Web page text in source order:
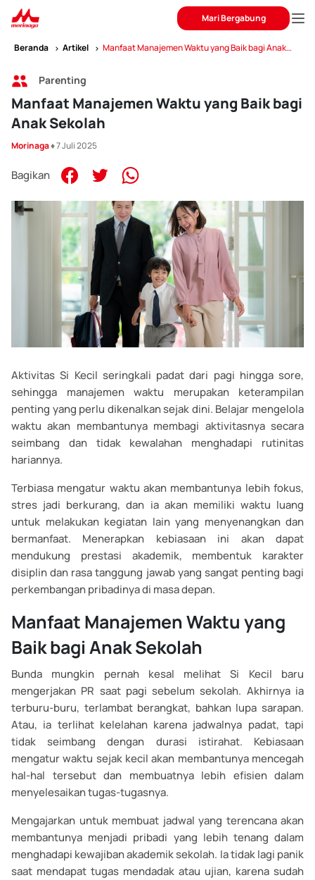
Mari Bergabung
Beranda Artikel
Manfaat Manajemen Waktu yang Baik bagi Anak
Parenting
Manfaat Manajemen Waktu yang Baik bagi
Anak Sekolah
Morinaga♦ 7 Juli 2025
Bagikan
Aktivitas Si Kecil seringkali padat dari pagi hingga sore,
sehingga manajemen waktu merupakan keterampilan
penting yang perlu dikenalkan sejak dini. Belajar mengelola
waktu akan membantunya membagi aktivitasnya secara
seimbang dan tidak kewalahan menghadapi rutinitas
hariannya.
Terbiasa mengatur waktu akan membantunya lebih fokus,
stres jadi berkurang, dan ia akan memiliki waktu luang
untuk melakukan kegiatan lain yang menyenangkan dan
bermanfaat. Menerapkan kebiasaan ini akan dapat
mendukung prestasi akademik, membentuk karakter
disiplin dan rasa tanggung jawab yang sangat penting bagi
perkembangan pribadinya di masa depan.
Manfaat Manajemen Waktu yang
Baik bagi Anak Sekolah
Bunda mungkin pernah kesal melihat Si Kecil baru
mengerjakan PR saat pagi sebelum sekolah. Akhirnya ia
terburu-buru, terlambat berangkat, bahkan lupa sarapan.
Atau, ia terlihat kelelahan karena jadwalnya padat, tapi
tidak seimbang dengan durasi istirahat. Kebiasaan
mengatur waktu sejak kecil akan membantunya mencegah
hal-hal tersebut dan membuatnya lebih efisien dalam
menyelesaikan tugas-tugasnya.
Mengajarkan untuk membuat jadwal yang terencana akan
membantunya menjadi pribadi yang lebih tenang dalam
menghadapi kewajiban akademik sekolah. Ia tidak lagi panik
saat mendapat tugas mendadak atau ujian, karena sudah